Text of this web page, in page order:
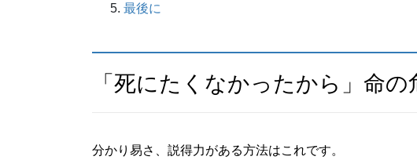
最後に
「死にたくなかったから」命の
分かり易さ、説得力がある方法はこれです。